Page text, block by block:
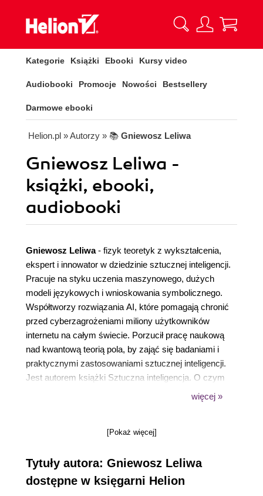
Kategorie Książki Ebooki Kursy video
Audiobooki Promocje Nowości Bestsellery
Darmowe ebooki
Helion.pl » Autorzy » 📚 Gniewosz Leliwa
Gniewosz Leliwa -
książki, ebooki,
audiobooki
Gniewosz Leliwa- fizyk teoretyk z wykształcenia,
ekspert i innowator w dziedzinie sztucznej inteligencji.
Pracuje na styku uczenia maszynowego, dużych
modeli językowych i wnioskowania symbolicznego.
Współtworzy rozwiązania AI, które pomagają chronić
przed cyberzagrożeniami miliony użytkowników
internetu na całym świecie. Porzucił pracę naukową
nad kwantową teorią pola, by zająć się badaniami i
praktycznymi zastosowaniami sztucznej inteligencji.
Jest autorem książki Sztuczna inteligencja. O czym
myśli, gdy nikt nie patrzy?, a także licznych patentów i
cybernękania, dezinformacji i ideacji samobójczych.
więcej »
[Pokaż więcej]
Tytuły autora: Gniewosz Leliwa
dostępne w księgarni Helion